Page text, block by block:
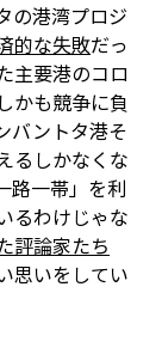
の港湾プロジ
的な失敗だっ
主要港のコロ
かも競争に負
バントタ港そ
るしかなくな
路一帯」を利
るわけじゃな
評論家たち
思いをしてい